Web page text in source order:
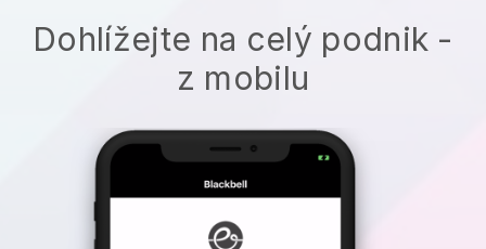
Dohlížejte na celý podnik -
z mobilu